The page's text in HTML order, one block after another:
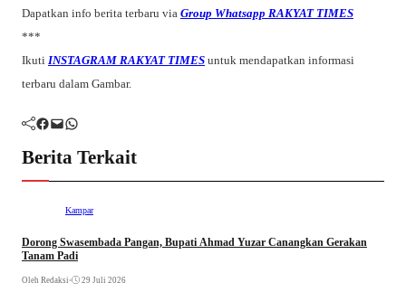
Dapatkan info berita terbaru via Group Whatsapp RAKYAT TIMES
***
Ikuti INSTAGRAM RAKYAT TIMES untuk mendapatkan informasi
terbaru dalam Gambar.
Facebook Mail WhatsApp
Berita Terkait
Kampar
Dorong Swasembada Pangan, Bupati Ahmad Yuzar Canangkan Gerakan
Tanam Padi
Oleh Redaksi • 29 Juli 2026